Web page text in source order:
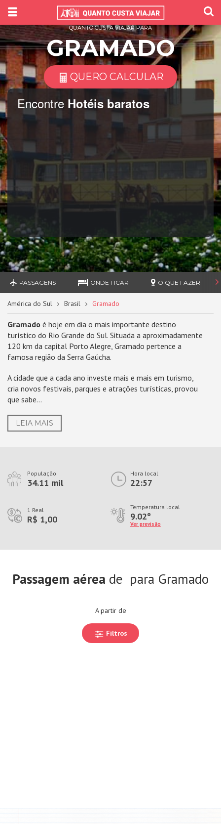
Encontre Hotéis baratos
QUANTO CUSTA VIAJAR PARA
GRAMADO
QUERO CALCULAR
PASSAGENS ONDE FICAR O QUE FAZER
América do Sul Brasil Gramado
Gramado é hoje em dia o mais importante destino
turístico do Rio Grande do Sul. Situada a aproximadamente
120 km da capital Porto Alegre, Gramado pertence a
famosa região da Serra Gaúcha.
A cidade que a cada ano investe mais e mais em turismo,
cria novos festivais, parques e atrações turísticas, provou
que sabe...
LEIA MAIS
População
34.11 mil
Hora local
22:57
1 Real
R$ 1,00
Temperatura local
9.02º
Ver previsão
Passagem aérea de para Gramado
A partir de
Filtros